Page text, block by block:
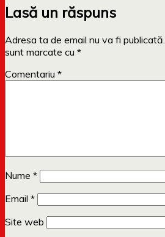
Lasă un răspuns
Adresa ta de email nu va fi publicată.
sunt marcate cu *
Comentariu *
Nume *
Email *
Site web